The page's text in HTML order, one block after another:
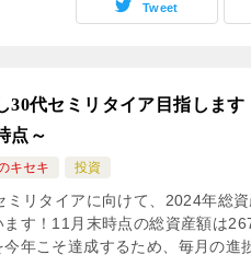
Tweet
30代セミリタイア目指しま
点～
キセキ 投資
ミリタイアに向けて、2024年総
ます！11月末時点の総資産額は
今年こそ達成するため、毎月の進